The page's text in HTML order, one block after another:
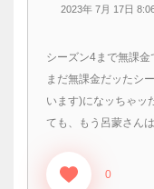
2023年 7月 17日
シーズン4まで無課金
まだ無課金だッたシ
います)になッちゃッ
ても、もう呂蒙さん
0